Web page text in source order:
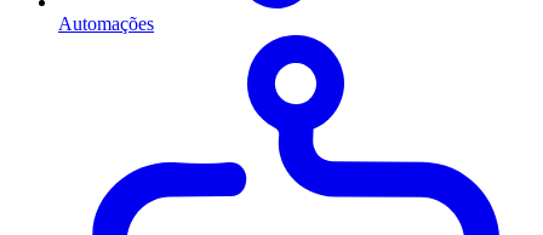
Automações